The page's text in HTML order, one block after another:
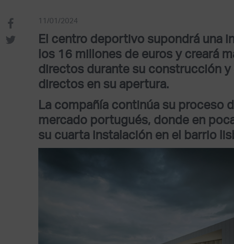
11/01/2024
El centro deportivo supondrá una
los 16 millones de euros y creará
directos durante su construcción
directos en su apertura.
La compañía continúa su proceso
mercado portugués, donde en
su cuarta instalación en el barrio